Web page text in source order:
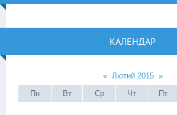
КАЛЕНДАР
« Лютий 2015 »
Пн
Вт Ср Чт Пт